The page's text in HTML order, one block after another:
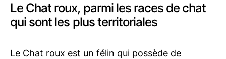
Le Chat roux, parmi les races de chat
qui sont les plus territoriales
Le Chat roux est un félin qui possède de